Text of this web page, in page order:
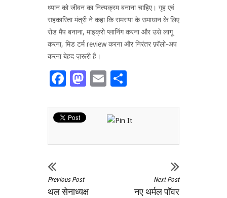
ध्यान को जीवन का नित्यक्रम बनाना चाहिए। गृह एवं
सहकारिता मंत्री ने कहा कि समस्या के समाधान के लिए
रोड मैप बनाना, माइक्रो प्लानिंग करना और उसे लागू
करना, मिड टर्म review करना और निरंतर फ़ॉलो-अप
करना बेहद ज़रूरी है।
Facebook
Mastodon
Email
Previous Post
थल सेनाध्यक्ष
Next Post
नए थर्मल पॉवर